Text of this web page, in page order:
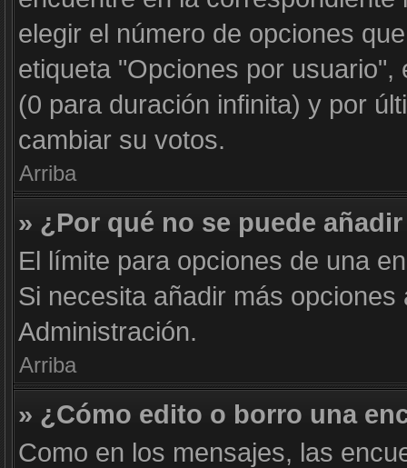
elegir el número de opciones
etiqueta "Opciones por
(0 para duración infinita) y por
cambiar su votos.
Arriba
» ¿Por qué no se puede
El límite para opciones de una
Si necesita añadir más
Administración.
Arriba
» ¿Cómo edito o borro una
Como en los mensajes, las